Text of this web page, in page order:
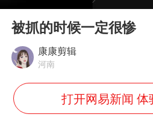
日本连续
以军士兵
Play
被抓的时候一定很惨
康康剪辑
河南
打开网易新闻 体